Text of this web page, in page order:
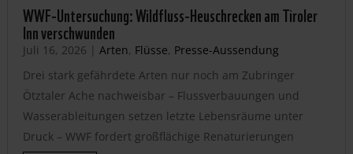
WWF-Untersuchung: Wildfluss-Heuschrecken am Tiroler
Inn verschwunden
Juli 16, 2026 | Arten, Flüsse, Presse-Aussendung
Drei stark gefährdete Arten nur noch am Zubringer
Ötztaler Ache nachweisbar – Flussverbauungen und
Wasserableitungen setzen letzte Lebensräume unter
Druck – WWF fordert großflächige Renaturierungen